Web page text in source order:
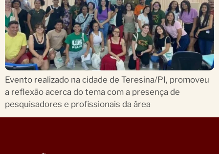
Evento realizado na cidade de Teresina/PI, promoveu
a reflexão acerca do tema com a presença de
pesquisadores e profissionais da área